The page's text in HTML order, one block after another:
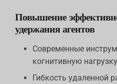
Повышение
удержания агентов
Современные
когнитивную
Гибкость удаленной